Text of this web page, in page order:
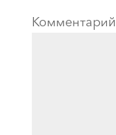
Комментарий